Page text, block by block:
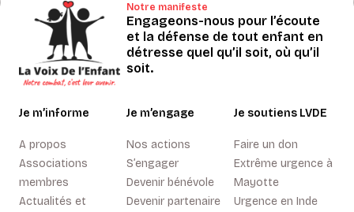
Notre manifeste
Engageons-nous pour l’écoute
et la défense de tout enfant en
détresse quel qu’il soit, où qu’il
soit.
Je m’informe
A propos
Associations
membres
Actualités et
Je m’engage
Nos actions
S’engager
Devenir bénévole
Devenir partenaire
Je soutiens LVDE
Faire un don
Extrême urgence à
Mayotte
Urgence en Inde